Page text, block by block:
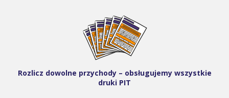
Rozlicz dowolne przychody – obsługujemy wszystkie
druki PIT